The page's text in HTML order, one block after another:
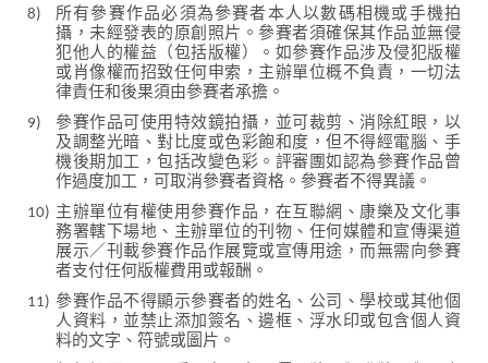
8)
所有參賽作品必須為參賽者本人以數碼相機或手機拍
攝，未經發表的原創照片。參賽者須確保其作品並無侵
犯他人的權益（包括版權）。如參賽作品涉及侵犯版權
或肖像權而招致任何申索，主辦單位概不負責，一切法
律責任和後果須由參賽者承擔。
9)
參賽作品可使用特效鏡拍攝，並可裁剪、消除紅眼，以
及調整光暗、對比度或色彩飽和度，但不得經電腦、手
機後期加工，包括改變色彩。評審團如認為參賽作品曾
作過度加工，可取消參賽者資格。參賽者不得異議。
10) 主辦單位有權使用參賽作品，在互聯網、康樂及文化事
務署轄下場地、主辦單位的刊物、任何媒體和宣傳渠道
展示／刊載參賽作品作展覽或宣傳用途，而無需向參賽
者支付任何版權費用或報酬。
11) 參賽作品不得顯示參賽者的姓名、公司、學校或其他個
人資料，並禁止添加簽名、邊框、浮水印或包含個人資
料的文字、符號或圖片。